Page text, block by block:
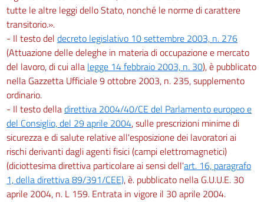
Obblighi del datore di lavoro
271
272
273
274
276
277
278
Capo III
Sorveglianza sanitaria
tutte le altre leggi dello Stato, nonché le norme di carattere
transitorio.».
- Il testo del decreto legislativo 10 settembre 2003, n. 276
(Attuazione delle deleghe in materia di occupazione e mercato
del lavoro, di cui alla legge 14 febbraio 2003, n. 30), è pubblicato
nella Gazzetta Ufficiale 9 ottobre 2003, n. 235, supplemento
ordinario.
- Il testo delladirettiva 2004/40/CE del Parlamento europeo e
del Consiglio, del 29 aprile 2004, sulle prescrizioni minime di
sicurezza e di salute relative all'esposizione dei lavoratori ai
rischi derivanti dagli agenti fisici (campi elettromagnetici)
(diciottesima direttiva particolare ai sensi dell'art. 16, paragrafo
1, della direttiva 89/391/CEE), è. pubblicato nella G.U.U.E. 30
aprile 2004, n. L 159. Entrata in vigore il 30 aprile 2004.